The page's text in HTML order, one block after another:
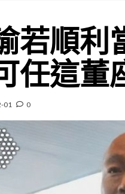
若順利
任這
01 0